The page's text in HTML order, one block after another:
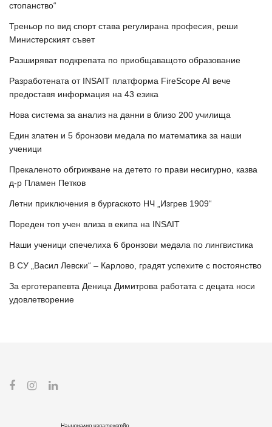
стопанство“
Треньор по вид спорт става регулирана професия, реши
Министерският съвет
Разширяват подкрепата по приобщаващото образование
Разработената от INSAIT платформа FireScope AI вече
предоставя информация на 43 езика
Нова система за анализ на данни в близо 200 училища
Един златен и 5 бронзови медала по математика за наши
ученици
Прекаленото обгрижване на детето го прави несигурно, казва
д-р Пламен Петков
Летни приключения в бургаското НЧ „Изгрев 1909“
Пореден топ учен влиза в екипа на INSAIT
Наши ученици спечелиха 6 бронзови медала по лингвистика
В СУ „Васил Левски“ – Карлово, градят успехите с постоянство
За ерготерапевта Деница Димитрова работата с децата носи
удовлетворение